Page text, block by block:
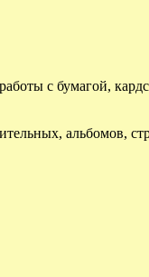
с бумагой,
альбомов,